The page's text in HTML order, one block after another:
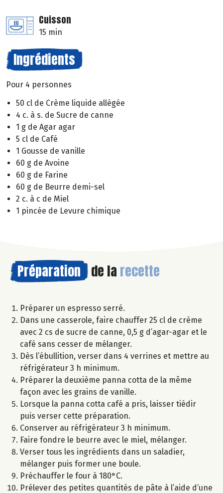
Cuisson
15 min
Ingrédients
Pour 4 personnes
50 cl de Crème liquide allégée
4 c. à s. de Sucre de canne
1 g de Agar agar
5 cl de Café
1 Gousse de vanille
60 g de Avoine
60 g de Farine
60 g de Beurre demi-sel
2 c. à c de Miel
1 pincée de Levure chimique
Préparation de la recette
Préparer un espresso serré.
Dans une casserole, faire chauffer 25 cl de crème
avec 2 cs de sucre de canne, 0,5 g d’agar-agar et le
café sans cesser de mélanger.
Dès l’ébullition, verser dans 4 verrines et mettre au
réfrigérateur 3 h minimum.
Préparer la deuxième panna cotta de la même
façon avec les grains de vanille.
Lorsque la panna cotta café a pris, laisser tiédir
puis verser cette préparation.
Conserver au réfrigérateur 3 h minimum.
Faire fondre le beurre avec le miel, mélanger.
Verser tous les ingrédients dans un saladier,
mélanger puis former une boule.
Préchauffer le four à 180°C.
Prélever des petites quantités de pâte à l’aide d’une